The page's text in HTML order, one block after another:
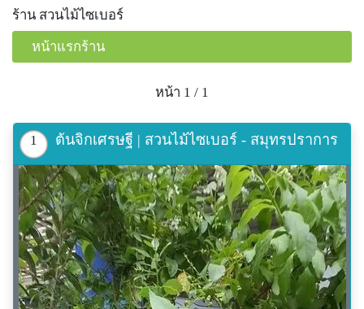
ร้าน สวนไม้ไซเบอร์
หน้าแรกร้าน
หน้า 1 / 1
1 ต้นจิกเศรษฐี | สวนไม้ไซเบอร์ - สมุทรปราการ